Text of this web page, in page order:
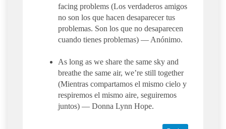
facing problems (Los verdaderos amigos
no son los que hacen desaparecer tus
problemas. Son los que no desaparecen
cuando tienes problemas) — Anónimo.
As long as we share the same sky and
breathe the same air, we’re still together
(Mientras compartamos el mismo cielo y
respiremos el mismo aire, seguiremos
juntos) — Donna Lynn Hope.